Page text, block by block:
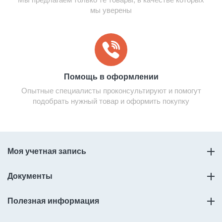
мы уверены
Помощь в оформлении
Опытные специалисты проконсультируют и помогут
подобрать нужный товар и оформить покупку
Моя учетная запись
Документы
Полезная информация